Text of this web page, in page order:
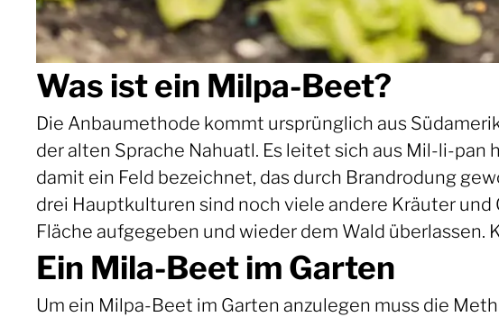
Was ist ein Milpa-Beet?
Die Anbaumethode kommt ursprünglich aus
der alten Sprache Nahuatl. Es leitet sich aus Mil-li-pan
damit ein Feld bezeichnet, das durch Brandrodung
drei Hauptkulturen sind noch viele andere Kräuter und
Fläche aufgegeben und wieder dem Wald
Ein Mila-Beet im Garten
Um ein Milpa-Beet im Garten anzulegen muss die